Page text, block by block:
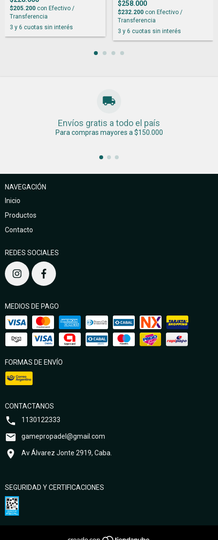
$205.200 con Efectivo /
Transferencia
$258.000
$232.200 con Efectivo /
Transferencia
Envíos gratis a todo el país
Para compras mayores a $150.000
NAVEGACIÓN
Inicio
Productos
Contacto
REDES SOCIALES
MEDIOS DE PAGO
FORMAS DE ENVÍO
CONTACTANOS
1130122333
gamepropadel@gmail.com
Av Álvarez Jonte 2919, Caba.
SEGURIDAD Y CERTIFICACIONES